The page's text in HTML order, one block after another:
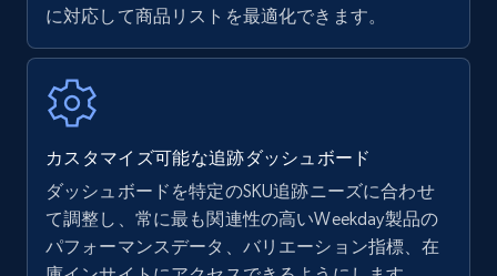
URL, Product name, Product rating, Product
Author name, Asin, and more.
7.4K+
Walmart - products
URL, Final price, Sku, Currency, Gtin,
に対応して商品リストを最適化できます。
カスタマイズ可能な追跡ダッシュボード
ダッシュボードを特定のSKU追跡ニーズに合わせ
て調整し、常に最も関連性の高いWeekday製品の
パフォーマンスデータ、バリエーション指標、在